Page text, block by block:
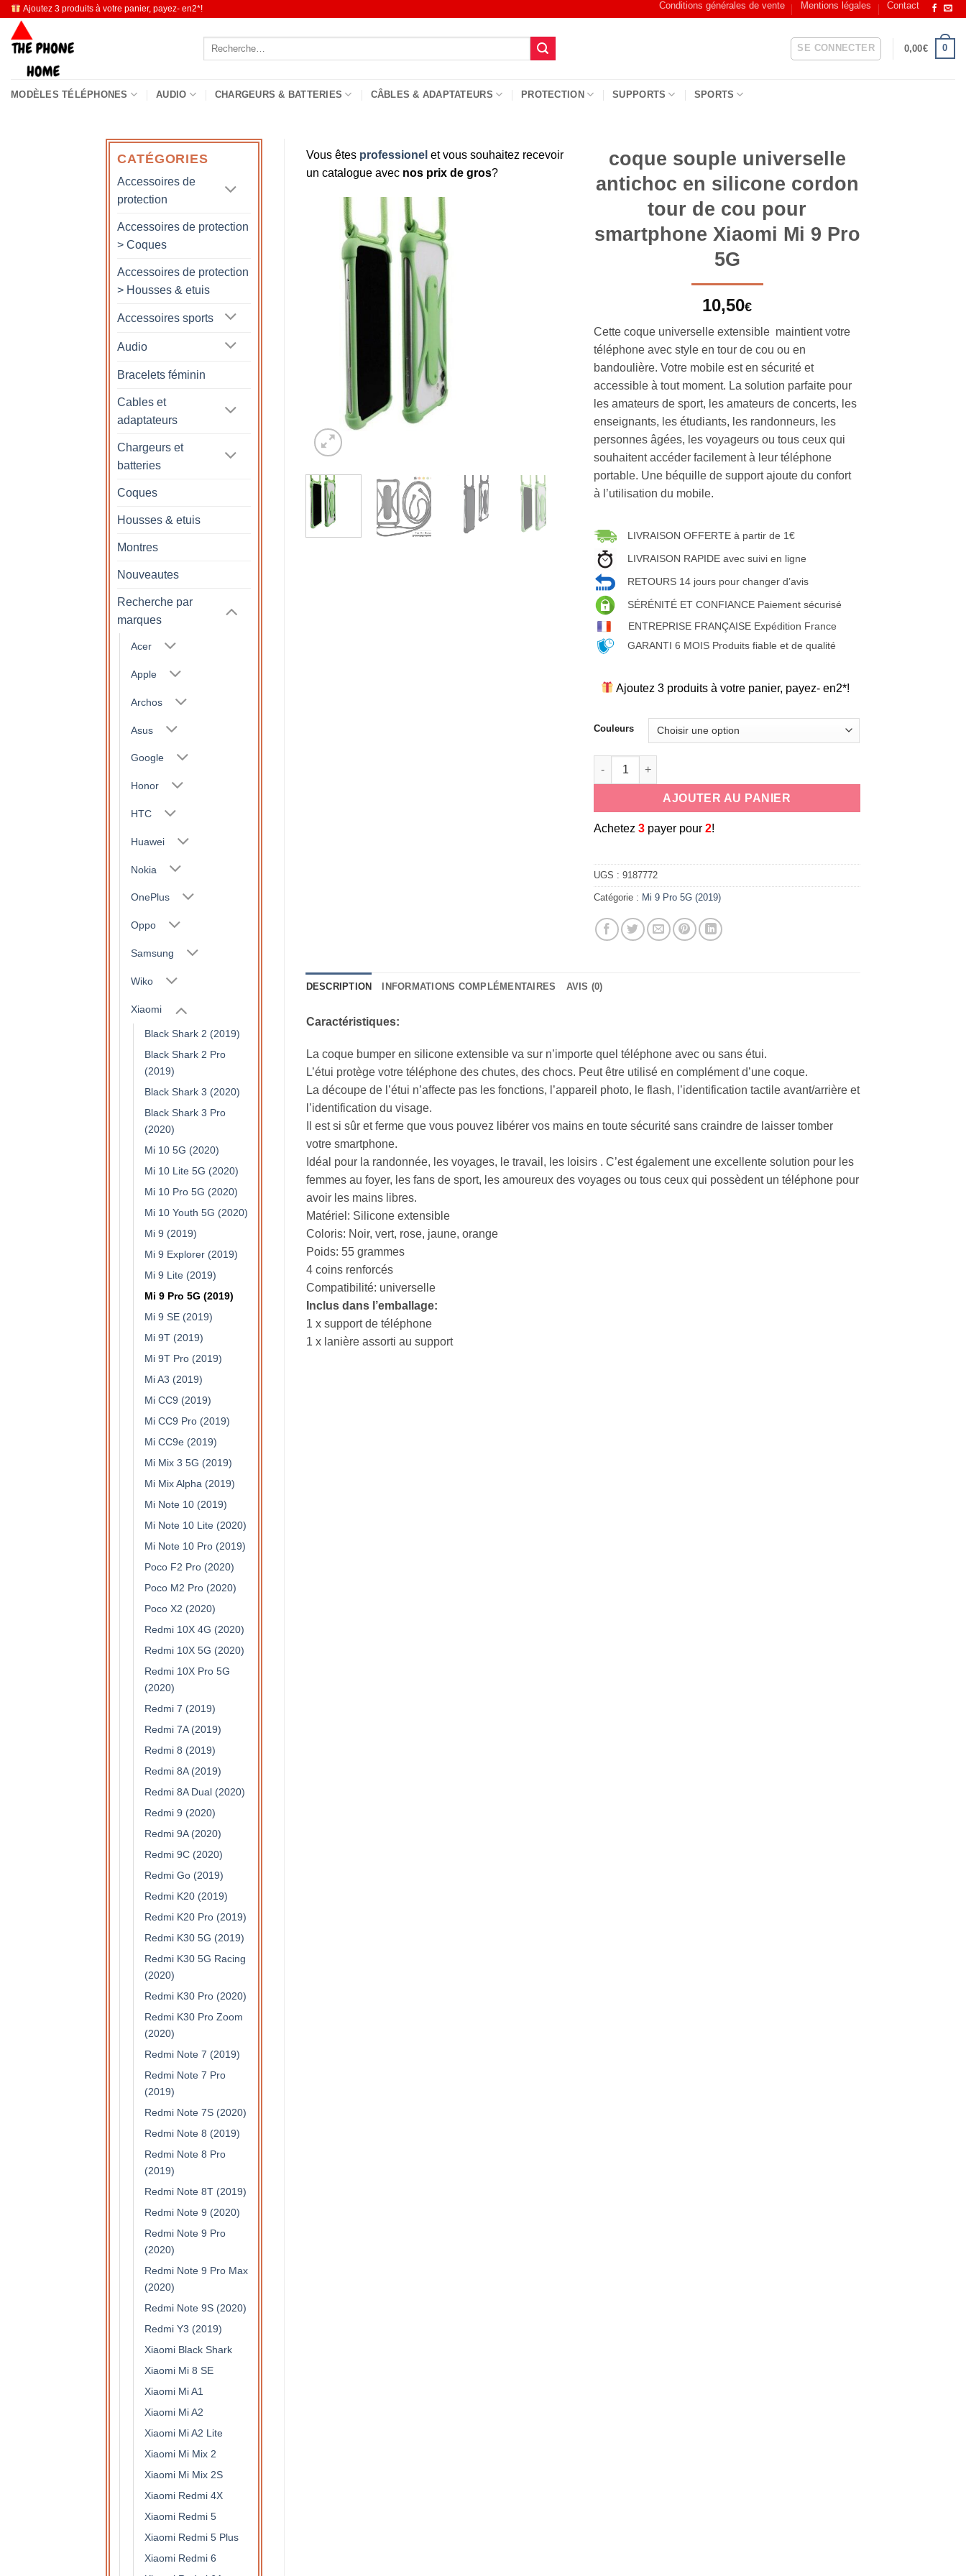
Passer
contenu
Ajoutez 3 produits à votre panier, payez- en2*! Conditions générales de vente Mentions légales Contact
Recherche
SE CONNECTER 0,00€ 0
MODÈLES TÉLÉPHONES AUDIO CHARGEURS & BATTERIES CÂBLES & ADAPTATEURS PROTECTION SUPPORTS SPORTS
CATÉGORIES
Accessoires de
protection
Accessoires de protection
> Coques
Accessoires de protection
> Housses & etuis
Accessoires sports
Audio
Bracelets féminin
Cables et
adaptateurs
Chargeurs et
batteries
Coques
Housses & etuis
Montres
Nouveautes
Recherche par
marques
Acer
Apple
Archos
Asus
Google
Honor
HTC
Huawei
Nokia
OnePlus
Oppo
Samsung
Wiko
Xiaomi
Black Shark 2 (2019)
Black Shark 2 Pro
(2019)
Black Shark 3 (2020)
Black Shark 3 Pro
(2020)
Mi 10 5G (2020)
Mi 10 Lite 5G (2020)
Mi 10 Pro 5G (2020)
Mi 10 Youth 5G (2020)
Mi 9 (2019)
Mi 9 Explorer (2019)
Mi 9 Lite (2019)
Mi 9 Pro 5G (2019)
Mi 9 SE (2019)
Mi 9T (2019)
Mi 9T Pro (2019)
Mi A3 (2019)
Mi CC9 (2019)
Mi CC9 Pro (2019)
Mi CC9e (2019)
Mi Mix 3 5G (2019)
Mi Mix Alpha (2019)
Mi Note 10 (2019)
Mi Note 10 Lite (2020)
Mi Note 10 Pro (2019)
Poco F2 Pro (2020)
Poco M2 Pro (2020)
Poco X2 (2020)
Redmi 10X 4G (2020)
Redmi 10X 5G (2020)
Redmi 10X Pro 5G
(2020)
Redmi 7 (2019)
Redmi 7A (2019)
Redmi 8 (2019)
Redmi 8A (2019)
Redmi 8A Dual (2020)
Redmi 9 (2020)
Redmi 9A (2020)
Redmi 9C (2020)
Redmi Go (2019)
Redmi K20 (2019)
Redmi K20 Pro (2019)
Redmi K30 5G (2019)
Redmi K30 5G Racing
(2020)
Redmi K30 Pro (2020)
Redmi K30 Pro Zoom
(2020)
Redmi Note 7 (2019)
Redmi Note 7 Pro
(2019)
Redmi Note 7S (2020)
Redmi Note 8 (2019)
Redmi Note 8 Pro
(2019)
Redmi Note 8T (2019)
Redmi Note 9 (2020)
Redmi Note 9 Pro
(2020)
Redmi Note 9 Pro Max
(2020)
Redmi Note 9S (2020)
Redmi Y3 (2019)
Xiaomi Black Shark
Xiaomi Mi 8 SE
Xiaomi Mi A1
Xiaomi Mi A2
Xiaomi Mi A2 Lite
Xiaomi Mi Mix 2
Xiaomi Mi Mix 2S
Xiaomi Redmi 4X
Xiaomi Redmi 5
Xiaomi Redmi 5 Plus
Xiaomi Redmi 6
Vous êtes professionel et vous souhaitez recevoir
un catalogue avec nos prix de gros?
coque souple universelle
antichoc en silicone cordon
tour de cou pour
smartphone Xiaomi Mi 9 Pro
5G
10,50€
Cette coque universelle extensible maintient votre
téléphone avec style en tour de cou ou en
bandoulière. Votre mobile est en sécurité et
accessible à tout moment. La solution parfaite pour
les amateurs de sport, les amateurs de concerts, les
enseignants, les étudiants, les randonneurs, les
personnes âgées, les voyageurs ou tous ceux qui
souhaitent accéder facilement à leur téléphone
portable. Une béquille de support ajoute du confort
à l’utilisation du mobile.
LIVRAISON OFFERTE à partir de 1€
LIVRAISON RAPIDE avec suivi en ligne
RETOURS 14 jours pour changer d’avis
SÉRÉNITÉ ET CONFIANCE Paiement sécurisé
ENTREPRISE FRANÇAISE Expédition France
GARANTI 6 MOIS Produits fiable et de qualité
Ajoutez 3 produits à votre panier, payez- en2*!
Couleurs
quantité de coque souple universelle antichoc en silicone cordon tour de
AJOUTER AU PANIER
Achetez3 payer pour2!
UGS :9187772
Catégorie : Mi 9 Pro 5G (2019)
DESCRIPTION INFORMATIONS COMPLÉMENTAIRES AVIS (0)
Caractéristiques:
La coque bumper en silicone extensible va sur n’importe quel téléphone avec ou sans étui.
L’étui protège votre téléphone des chutes, des chocs. Peut être utilisé en complément d’une coque.
La découpe de l’étui n’affecte pas les fonctions, l’appareil photo, le flash, l’identification tactile avant/arrière et
l’identification du visage.
Il est si sûr et ferme que vous pouvez libérer vos mains en toute sécurité sans craindre de laisser tomber
votre smartphone.
Idéal pour la randonnée, les voyages, le travail, les loisirs . C’est également une excellente solution pour les
femmes au foyer, les fans de sport, les amoureux des voyages ou tous ceux qui possèdent un téléphone pour
avoir les mains libres.
Matériel: Silicone extensible
Coloris: Noir, vert, rose, jaune, orange
Poids: 55 grammes
4 coins renforcés
Compatibilité: universelle
Inclus dans l’emballage:
1 x support de téléphone
1 x lanière assorti au support